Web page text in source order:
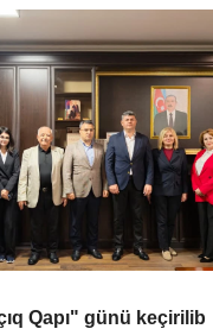
Qapı" günü keçirilib